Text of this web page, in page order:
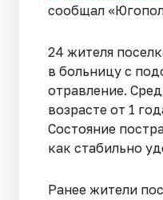
сообщал
24 жителя
в больницу с
отравление.
возрасте от 1
Состояние
как стабильно
Ранее жители